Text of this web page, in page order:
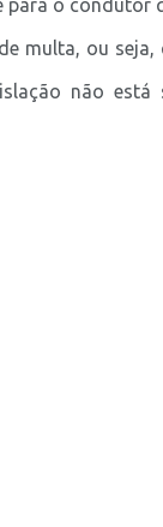
o condutor
multa, ou
não está